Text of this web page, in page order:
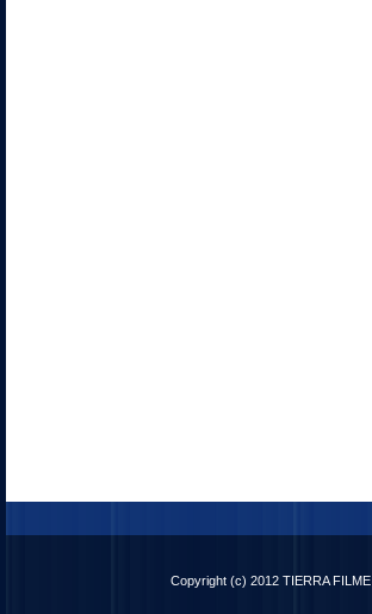
Copyright (c) 2012 TIERRA FILME